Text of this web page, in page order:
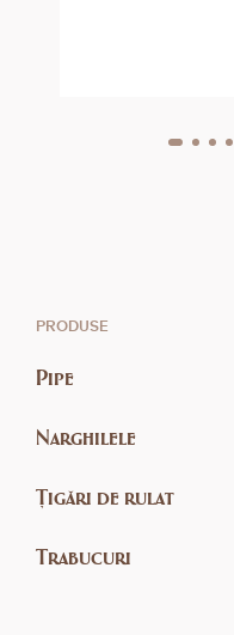
PRODUSE
Pipe
Narghilele
Țigări de rulat
Trabucuri